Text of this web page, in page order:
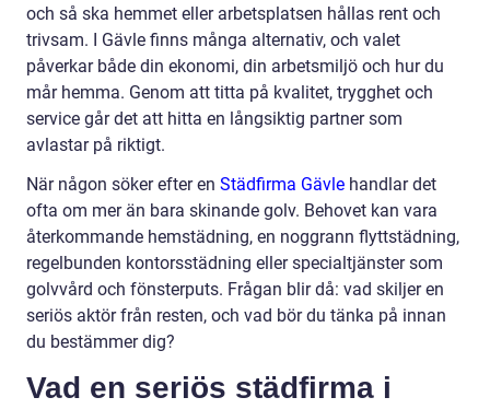
och så ska hemmet eller arbetsplatsen hållas rent och
trivsam. I Gävle finns många alternativ, och valet
påverkar både din ekonomi, din arbetsmiljö och hur du
mår hemma. Genom att titta på kvalitet, trygghet och
service går det att hitta en långsiktig partner som
avlastar på riktigt.
När någon söker efter en Städfirma Gävle handlar det
ofta om mer än bara skinande golv. Behovet kan vara
återkommande hemstädning, en noggrann flyttstädning,
regelbunden kontorsstädning eller specialtjänster som
golvvård och fönsterputs. Frågan blir då: vad skiljer en
seriös aktör från resten, och vad bör du tänka på innan
du bestämmer dig?
Vad en seriös städfirma i